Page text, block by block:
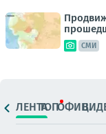
СМИ
ЛЕНТАТОПОФИЦ.